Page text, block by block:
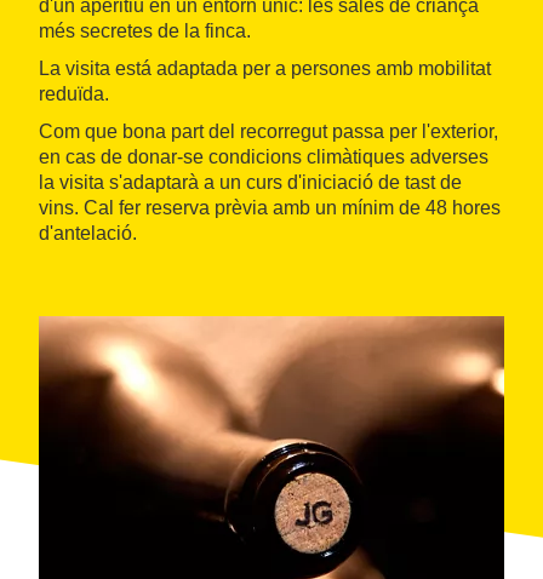
d'un aperitiu en un entorn únic: les sales de criança
més secretes de la finca.
La visita está adaptada per a persones amb mobilitat
reduïda.
Com que bona part del recorregut passa per l'exterior,
en cas de donar-se condicions climàtiques adverses
la visita s'adaptarà a un curs d'iniciació de tast de
vins. Cal fer reserva prèvia amb un mínim de 48 hores
d'antelació.